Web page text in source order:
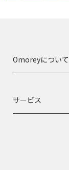
Omoreyについて
サービス